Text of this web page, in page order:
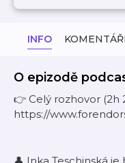
INFO
O epizodě
👉 Celý rozhovor (2h
⁠https://